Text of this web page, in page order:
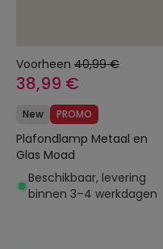
Voorheen 40,99 €
38,99 €
New PROMO
Plafondlamp Metaal en
Glas Moad
Beschikbaar, levering
binnen 3–4 werkdagen